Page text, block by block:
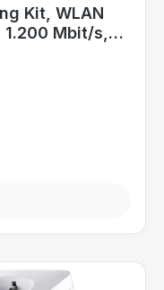
Kit, WLAN
Mbit/s,
weiß